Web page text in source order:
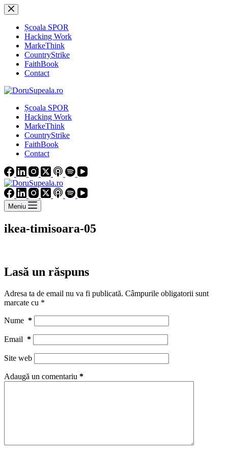
Sari
la
conținutȘcoala SPOR
Hacking Work
MarkeThink
CountryStrike
FaithBook
Contact
Școala SPOR
Hacking Work
MarkeThink
CountryStrike
FaithBook
Contact
Meniu
ikea-timisoara-05
Lasă un răspuns
Adresa ta de email nu va fi publicată. Câmpurile obligatorii sunt
marcate cu *
Nume *
Email *
Site web
Adaugă un comentariu *